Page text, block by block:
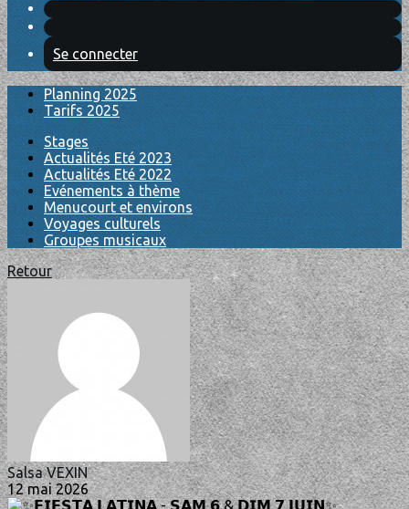
Se connecter
Planning 2025
Tarifs 2025
Stages
Actualités Eté 2023
Actualités Eté 2022
Evénements à thème
Menucourt et environs
Voyages culturels
Groupes musicaux
Retour
Salsa VEXIN
12 mai 2026